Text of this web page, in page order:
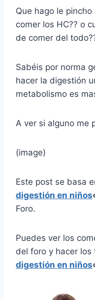
Que hago le
comer los HC?? o
de comer del
Sabéis por norma
hacer la digestión
metabolismo es
A ver si alguno me
(image)
Este post se basa
digestión en niños
Foro.
Puedes ver los
del foro y hacer los
digestión en niños